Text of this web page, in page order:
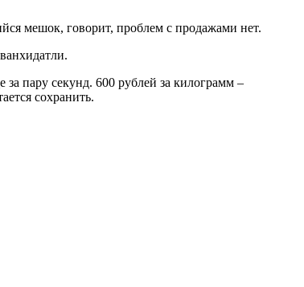
мешок, говорит, проблем с продажами нет.
пару секунд. 600 рублей за килограмм –
сохранить.